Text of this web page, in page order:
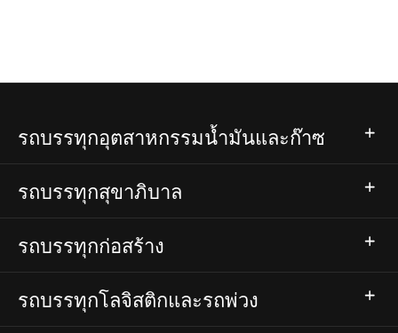
รถบรรทุกอุตสาหกรรมน้ำมันและก๊าซ
รถบรรทุกสุขาภิบาล
รถบรรทุกก่อสร้าง
รถบรรทุกโลจิสติกและรถพ่วง